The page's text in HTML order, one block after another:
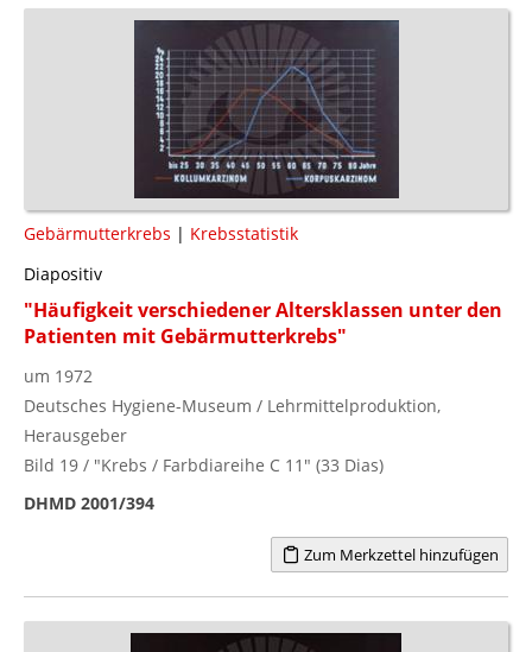
Gebärmutterkrebs | Krebsstatistik
Diapositiv
"Häufigkeit verschiedener Altersklassen unter den
Patienten mit Gebärmutterkrebs"
um 1972
Deutsches Hygiene-Museum / Lehrmittelproduktion,
Herausgeber
Bild 19 / "Krebs / Farbdiareihe C 11" (33 Dias)
DHMD 2001/394
Zum Merkzettel hinzufügen